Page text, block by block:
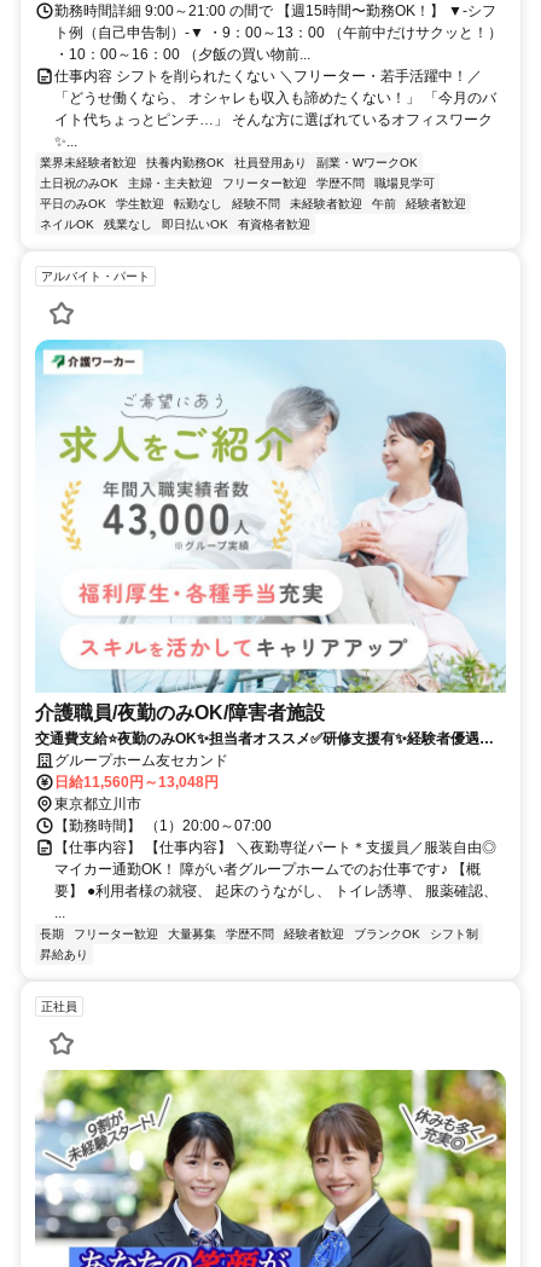
勤務時間詳細 9:00～21:00 の間で 【週15時間〜勤務OK！】 ▼-シフ
ト例（自己申告制）-▼ ・9：00～13：00 （午前中だけサクッと！）
・10：00～16：00 （夕飯の買い物前...
仕事内容 シフトを削られたくない ＼フリーター・若手活躍中！／
「どうせ働くなら、 オシャレも収入も諦めたくない！」 「今月のバ
イト代ちょっとピンチ…」 そんな方に選ばれているオフィスワーク
✨...
業界未経験者歓迎 扶養内勤務OK 社員登用あり
副業・WワークOK
土日祝のみOK
主婦・主夫歓迎 フリーター歓迎 学歴不問
職場見学可
平日のみOK
学生歓迎 転勤なし 経験不問 未経験者歓迎 午前
経験者歓迎
ネイルOK
残業なし 即日払いOK 有資格者歓迎
アルバイト・パート
介護職員/夜勤のみOK/障害者施設
交通費支給⭐️夜勤のみOK✨担当者オススメ✅️研修支援有✨経験者優遇⭕️
車通勤ＯＫ
グループホーム友セカンド
日給11,560円～13,048円
東京都立川市
【勤務時間】 （1）20:00～07:00
【仕事内容】 【仕事内容】 ＼夜勤専従パート＊支援員／服装自由◎
マイカー通勤OK！ 障がい者グループホームでのお仕事です♪ 【概
要】 ●利用者様の就寝、 起床のうながし、 トイレ誘導、 服薬確認、
...
長期 フリーター歓迎 大量募集 学歴不問 経験者歓迎 ブランクOK
シフト制
昇給あり
正社員